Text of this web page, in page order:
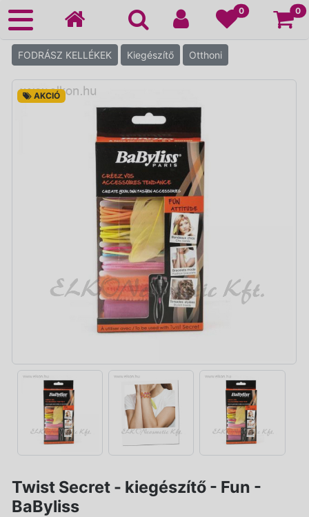
0 0
FODRÁSZ KELLÉKEK Kiegészítő Otthoni
AKCIÓ
Twist Secret - kiegészítő - Fun -
BaByliss